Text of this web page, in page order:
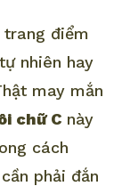
điểm
nhiên hay
may mắn
chữ C này
cách
phải đắn